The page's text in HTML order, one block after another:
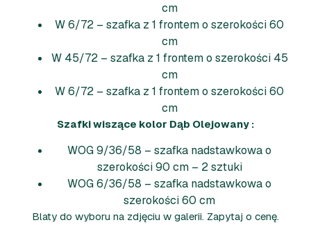
cm
W 6/72 – szafka z 1 frontem o szerokości 60
cm
W 45/72 – szafka z 1 frontem o szerokości 45
cm
W 6/72 – szafka z 1 frontem o szerokości 60
cm
Szafki wiszące kolor Dąb Olejowany :
WOG 9/36/58 – szafka nadstawkowa o
szerokości 90 cm – 2 sztuki
WOG 6/36/58 – szafka nadstawkowa o
szerokości 60 cm
Blaty do wyboru na zdjęciu w galerii. Zapytaj o cenę.